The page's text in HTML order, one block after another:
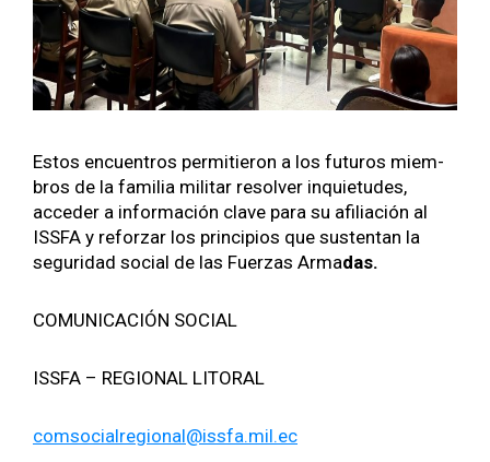
Estos encuen­tros per­mi­tieron a los futur­os miem­
bros de la famil­ia mil­i­tar resolver inqui­etudes,
acced­er a infor­ma­ción clave para su afil­iación al
ISSFA y reforzar los prin­ci­p­ios que sus­ten­tan la
seguri­dad social de las Fuerzas Armadas.
COMUNICACIÓN SOCIAL
ISSFA – REGIONAL LITORAL
comsocialregional@issfa.mil.ec